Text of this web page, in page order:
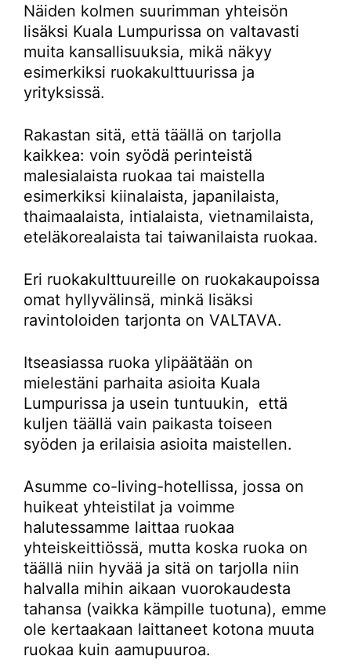
Näiden kolmen suurimman yhteisön
lisäksi Kuala Lumpurissa on valtavasti
muita kansallisuuksia, mikä näkyy
esimerkiksi ruokakulttuurissa ja
yrityksissä.
Rakastan sitä, että täällä on tarjolla
kaikkea: voin syödä perinteistä
malesialaista ruokaa tai maistella
esimerkiksi kiinalaista, japanilaista,
thaimaalaista, intialaista, vietnamilaista,
eteläkorealaista tai taiwanilaista ruokaa.
Eri ruokakulttuureille on ruokakaupoissa
omat hyllyvälinsä, minkä lisäksi
ravintoloiden tarjonta on VALTAVA.
Itseasiassa ruoka ylipäätään on
mielestäni parhaita asioita Kuala
Lumpurissa ja usein tuntuukin, että
kuljen täällä vain paikasta toiseen
syöden ja erilaisia asioita maistellen.
Asumme co-living-hotellissa, jossa on
huikeat yhteistilat ja voimme
halutessamme laittaa ruokaa
yhteiskeittiössä, mutta koska ruoka on
täällä niin hyvää ja sitä on tarjolla niin
halvalla mihin aikaan vuorokaudesta
tahansa (vaikka kämpille tuotuna), emme
ole kertaakaan laittaneet kotona muuta
ruokaa kuin aamupuuroa.